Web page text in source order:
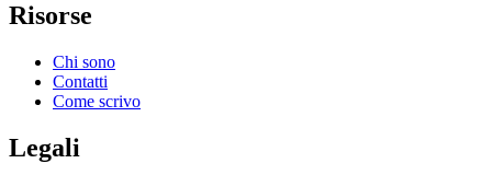
Risorse
Chi sono
Contatti
Come scrivo
Legali